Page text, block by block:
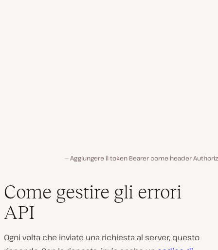
Aggiungere il token Bearer come header
Come gestire gli errori
API
Ogni volta che inviate una richiesta al server, questo